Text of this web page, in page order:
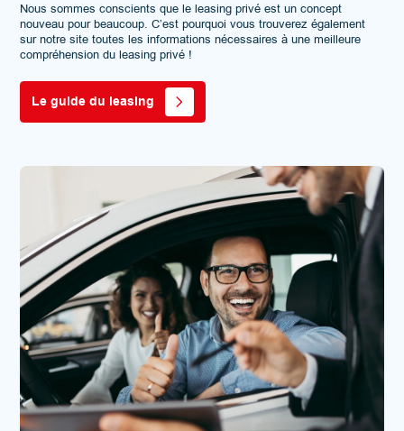
Nous sommes conscients que le leasing privé est un concept
nouveau pour beaucoup. C’est pourquoi vous trouverez également
sur notre site toutes les informations nécessaires à une meilleure
compréhension du leasing privé !
Le guide du leasing